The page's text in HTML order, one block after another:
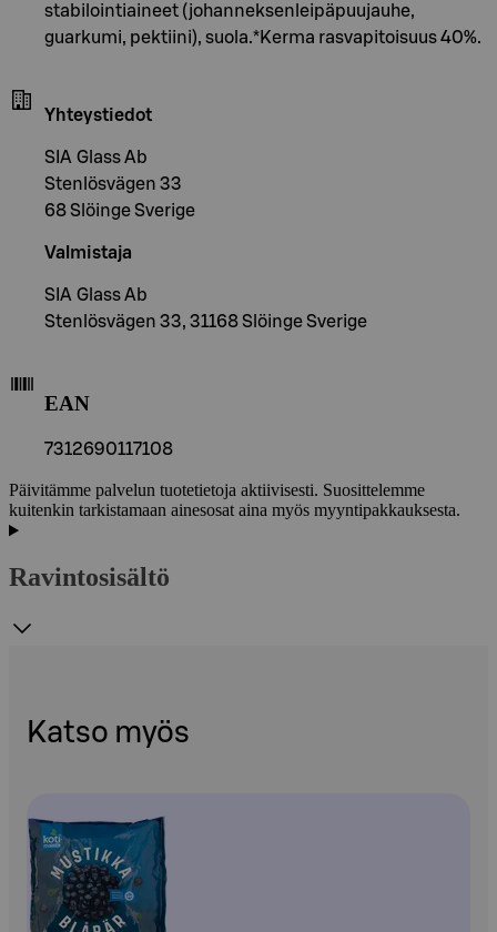
stabilointiaineet (johanneksenleipäpuujauhe,
guarkumi, pektiini), suola.*Kerma rasvapitoisuus 40%.
Yhteystiedot
SIA Glass Ab
Stenlösvägen 33
68 Slöinge Sverige
Valmistaja
SIA Glass Ab
Stenlösvägen 33, 31168 Slöinge Sverige
EAN
7312690117108
Päivitämme palvelun tuotetietoja aktiivisesti. Suosittelemme
kuitenkin tarkistamaan ainesosat aina myös myyntipakkauksesta.
Ravintosisältö
Katso myös